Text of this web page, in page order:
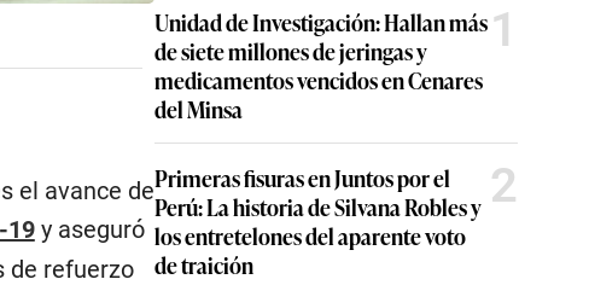
el avance de
19y aseguró
de refuerzo
Unidad de Investigación: Hallan más
de siete millones de jeringas y
medicamentos vencidos en Cenares
del Minsa
1
Primeras fisuras en Juntos por el
Perú: La historia de Silvana Robles y
los entretelones del aparente voto
de traición
2